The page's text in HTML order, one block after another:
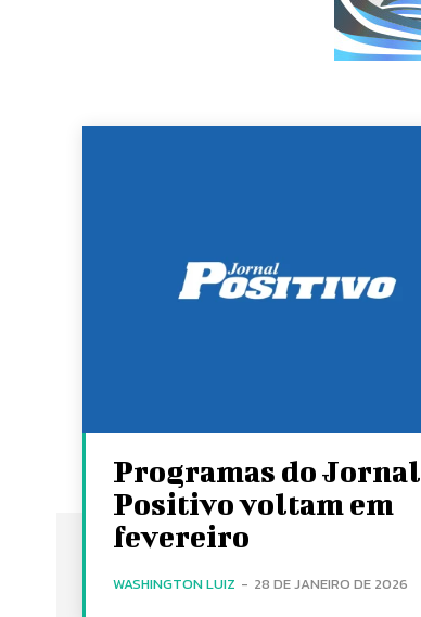
Programas do Jornal
Positivo voltam em
fevereiro
WASHINGTON LUIZ - 28 DE JANEIRO DE 2026